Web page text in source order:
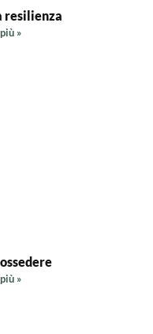
resilienza
»
»